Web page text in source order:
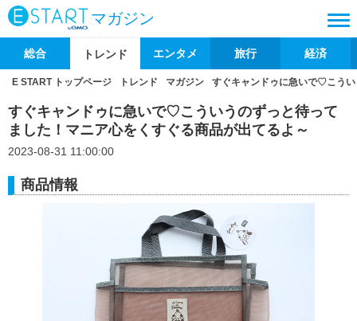
マガジン
総合 トレンド エンタメ 旅行 経済
E START トップページ トレンド マガジン すぐキャンドゥに急いで♡こう
すぐキャンドゥに急いで♡こういうのずっと待って
ました！マニア心をくすぐる商品が出てるよ～
2023-08-31 11:00:00
商品情報